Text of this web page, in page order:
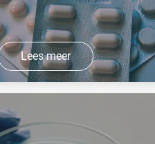
Lees meer
of explosieve
inert gas (of